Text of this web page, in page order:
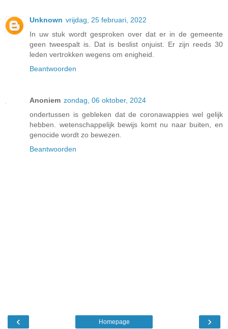
Unknown vrijdag, 25 februari, 2022
In uw stuk wordt gesproken over dat er in de gemeente
geen tweespalt is. Dat is beslist onjuist. Er zijn reeds 30
leden vertrokken wegens om enigheid.
Beantwoorden
Anoniem zondag, 06 oktober, 2024
ondertussen is gebleken dat de coronawappies wel gelijk
hebben. wetenschappelijk bewijs komt nu naar buiten, en
genocide wordt zo bewezen.
Beantwoorden
‹ ›
Homepage